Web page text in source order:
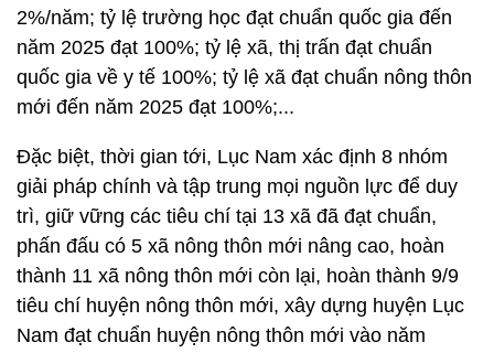
2%/năm; tỷ lệ trường học đạt chuẩn quốc gia đến
năm 2025 đạt 100%; tỷ lệ xã, thị trấn đạt chuẩn
quốc gia về y tế 100%; tỷ lệ xã đạt chuẩn nông thôn
mới đến năm 2025 đạt 100%;...
Đặc biệt, thời gian tới, Lục Nam xác định 8 nhóm
giải pháp chính và tập trung mọi nguồn lực để duy
trì, giữ vững các tiêu chí tại 13 xã đã đạt chuẩn,
phấn đấu có 5 xã nông thôn mới nâng cao, hoàn
thành 11 xã nông thôn mới còn lại, hoàn thành 9/9
tiêu chí huyện nông thôn mới, xây dựng huyện Lục
Nam đạt chuẩn huyện nông thôn mới vào năm